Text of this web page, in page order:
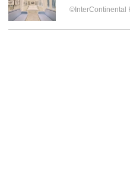
©︎InterContinental